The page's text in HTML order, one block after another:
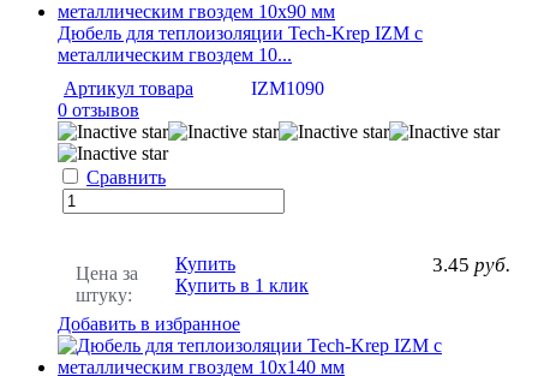
Дюбель для теплоизоляции Tech-Krep IZМ с
металлическим гвоздем 10...
Артикул товара
IZM1090
0 отзывов
Сравнить
Цена за
штуку:
3.45 руб.
Купить
Купить в 1 клик
Добавить в избранное